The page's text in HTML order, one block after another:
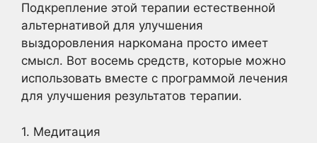
Подкрепление этой терапии естественной
альтернативой для улучшения
выздоровления наркомана просто имеет
смысл. Вот восемь средств, которые можно
использовать вместе с программой лечения
для улучшения результатов терапии.
1. Медитация